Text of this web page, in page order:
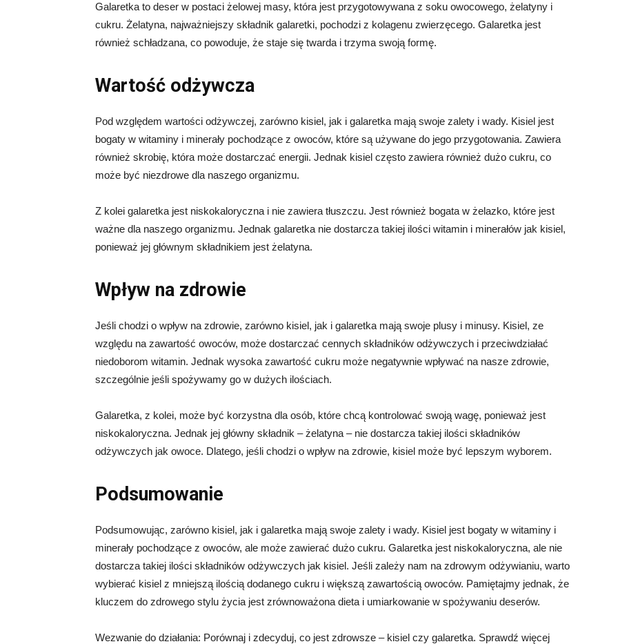
Galaretka to deser w postaci żelowej masy, która jest przygotowywana z soku owocowego, żelatyny i
cukru. Żelatyna, najważniejszy składnik galaretki, pochodzi z kolagenu zwierzęcego. Galaretka jest
również schładzana, co powoduje, że staje się twarda i trzyma swoją formę.
Wartość odżywcza
Pod względem wartości odżywczej, zarówno kisiel, jak i galaretka mają swoje zalety i wady. Kisiel jest
bogaty w witaminy i minerały pochodzące z owoców, które są używane do jego przygotowania. Zawiera
również skrobię, która może dostarczać energii. Jednak kisiel często zawiera również dużo cukru, co
może być niezdrowe dla naszego organizmu.
Z kolei galaretka jest niskokaloryczna i nie zawiera tłuszczu. Jest również bogata w żelazko, które jest
ważne dla naszego organizmu. Jednak galaretka nie dostarcza takiej ilości witamin i minerałów jak kisiel,
ponieważ jej głównym składnikiem jest żelatyna.
Wpływ na zdrowie
Jeśli chodzi o wpływ na zdrowie, zarówno kisiel, jak i galaretka mają swoje plusy i minusy. Kisiel, ze
względu na zawartość owoców, może dostarczać cennych składników odżywczych i przeciwdziałać
niedoborom witamin. Jednak wysoka zawartość cukru może negatywnie wpływać na nasze zdrowie,
szczególnie jeśli spożywamy go w dużych ilościach.
Galaretka, z kolei, może być korzystna dla osób, które chcą kontrolować swoją wagę, ponieważ jest
niskokaloryczna. Jednak jej główny składnik – żelatyna – nie dostarcza takiej ilości składników
odżywczych jak owoce. Dlatego, jeśli chodzi o wpływ na zdrowie, kisiel może być lepszym wyborem.
Podsumowanie
Podsumowując, zarówno kisiel, jak i galaretka mają swoje zalety i wady. Kisiel jest bogaty w witaminy i
minerały pochodzące z owoców, ale może zawierać dużo cukru. Galaretka jest niskokaloryczna, ale nie
dostarcza takiej ilości składników odżywczych jak kisiel. Jeśli zależy nam na zdrowym odżywianiu, warto
wybierać kisiel z mniejszą ilością dodanego cukru i większą zawartością owoców. Pamiętajmy jednak, że
kluczem do zdrowego stylu życia jest zrównoważona dieta i umiarkowanie w spożywaniu deserów.
Wezwanie do działania: Porównaj i zdecyduj, co jest zdrowsze – kisiel czy galaretka. Sprawdź więcej